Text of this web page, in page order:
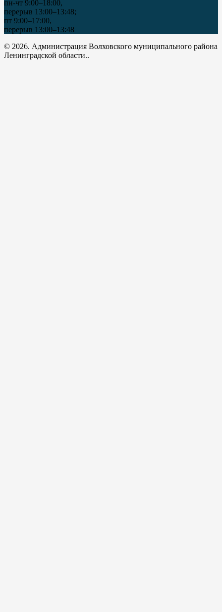
пн-чт 9:00–18:00,
перерыв 13:00–13:48;
пт 9:00–17:00,
перерыв 13:00–13:48
© 2026. Администрация Волховского муниципального района
Ленинградской области..